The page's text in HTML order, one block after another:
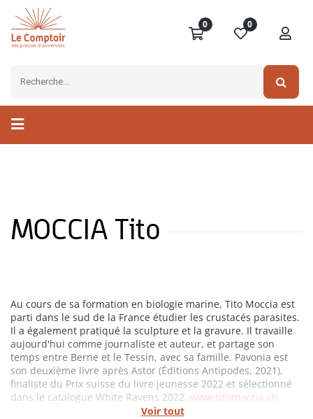
0 0
MOCCIA Tito
Voir tout
Au cours de sa formation en biologie marine, Tito Moccia est
parti dans le sud de la France étudier les crustacés parasites.
Il a également pratiqué la sculpture et la gravure. Il travaille
aujourd'hui comme journaliste et auteur, et partage son
temps entre Berne et le Tessin, avec sa famille. Pavonia est
son deuxième livre après Astor (Éditions Antipodes, 2021),
finaliste du Prix suisse du livre jeunesse 2022 et sélectionné
dans le catalogue White Ravens 2022. www.titomoccia.ch